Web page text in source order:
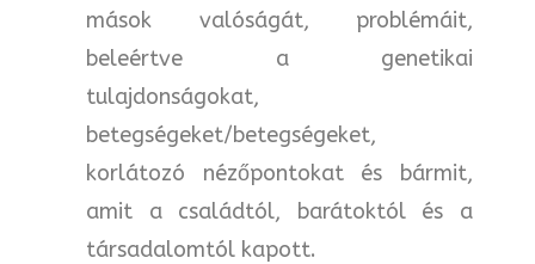
mások valóságát, problémáit,
beleértve a genetikai
tulajdonságokat,
betegségeket/betegségeket,
korlátozó nézőpontokat és bármit,
amit a családtól, barátoktól és a
társadalomtól kapott.